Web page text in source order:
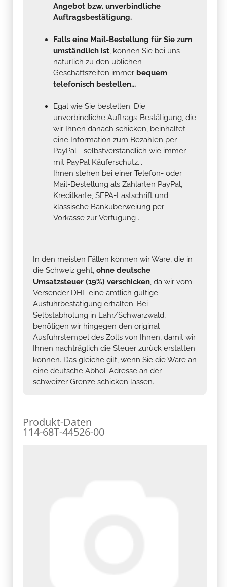
Angebot bzw. unverbindliche
Auftragsbestätigung.
Falls eine Mail-Bestellung für Sie zum
umständlich ist, können Sie bei uns
natürlich zu den üblichen
Geschäftszeiten immer bequem
telefonisch bestellen...
Egal wie Sie bestellen: Die
unverbindliche Auftrags-Bestätigung, die
wir Ihnen danach schicken, beinhaltet
eine Information zum Bezahlen per
PayPal - selbstverständlich wie immer
mit PayPal Käuferschutz...
Ihnen stehen bei einer Telefon- oder
Mail-Bestellung als Zahlarten PayPal,
Kreditkarte, SEPA-Lastschrift und
klassische Banküberweiung per
Vorkasse zur Verfügung .
In den meisten Fällen können wir Ware, die in
die Schweiz geht, ohne deutsche
Umsatzsteuer (19%) verschicken, da wir vom
Versender DHL eine amtlich gültige
Ausfuhrbestätigung erhalten. Bei
Selbstabholung in Lahr/Schwarzwald,
benötigen wir hingegen den original
Ausfuhrstempel des Zolls von Ihnen, damit wir
Ihnen nachträglich die Steuer zurück erstatten
können. Das gleiche gilt, wenn Sie die Ware an
eine deutsche Abhol-Adresse an der
schweizer Grenze schicken lassen.
Produkt-Daten
114-68T-44526-00